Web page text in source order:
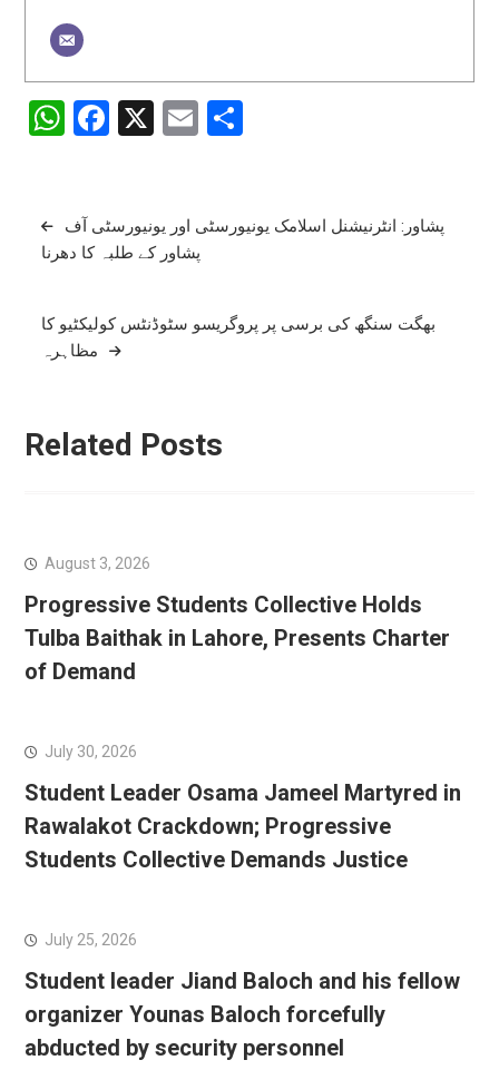
WhatsApp
Facebook
X EmailShare
Post
navigation
پشاور: انٹرنیشنل اسلامک یونیورسٹی اور یونیورسٹی آف
پشاور کے طلبہ کا دھرنا
بھگت سنگھ کی برسی پر پروگریسو سٹوڈنٹس کولیکٹیو کا
مظاہرہ
Related Posts
August 3, 2026
Progressive Students Collective Holds
Tulba Baithak in Lahore, Presents Charter
of Demand
July 30, 2026
Student Leader Osama Jameel Martyred in
Rawalakot Crackdown; Progressive
Students Collective Demands Justice
July 25, 2026
Student leader Jiand Baloch and his fellow
organizer Younas Baloch forcefully
abducted by security personnel